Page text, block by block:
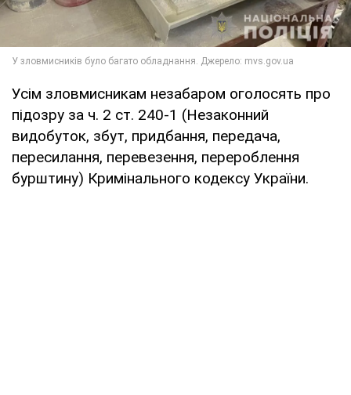
Усім зловмисникам незабаром оголосять про
підозру за ч. 2 ст. 240-1 (Незаконний
видобуток, збут, придбання, передача,
пересилання, перевезення, перероблення
бурштину) Кримінального кодексу України.